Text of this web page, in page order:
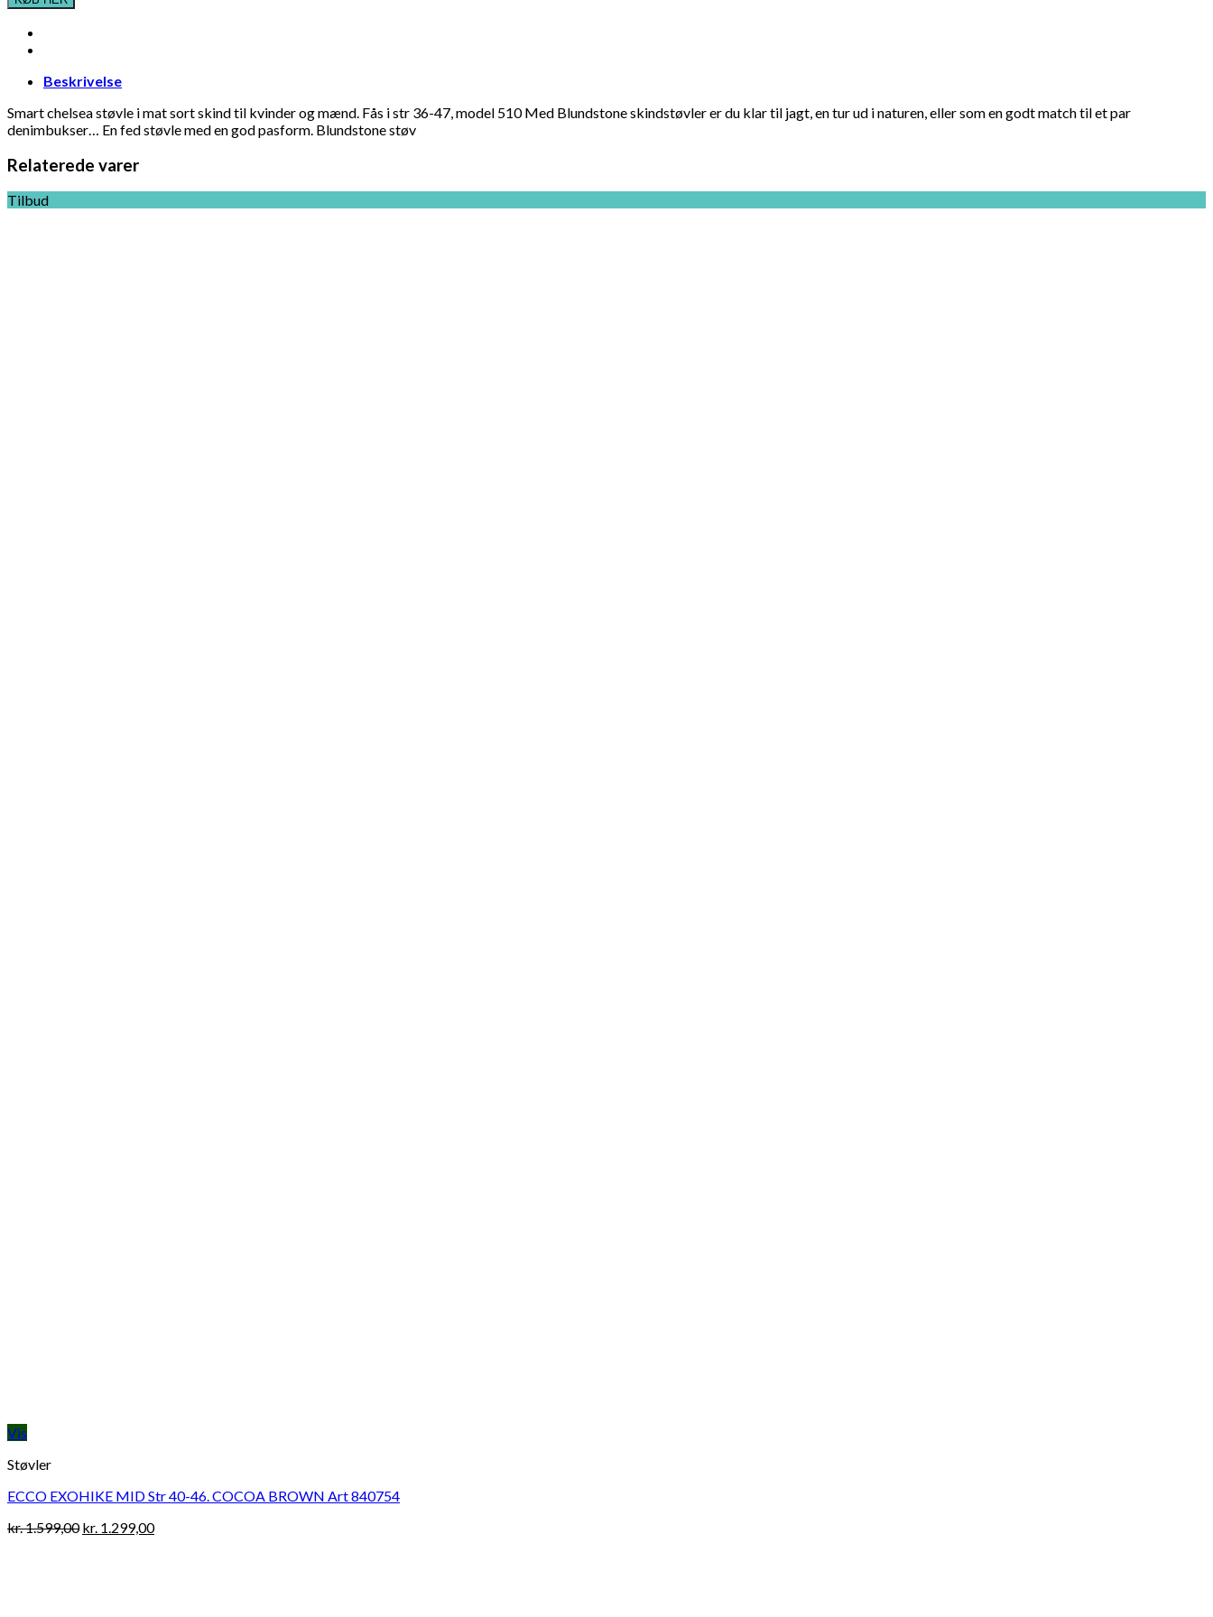
Beskrivelse
Smart chelsea støvle i mat sort skind til kvinder og mænd. Fås i str 36-47, model 510 Med Blundstone skindstøvler er du klar til jagt, en tur ud i naturen, eller som en godt match til et par
denimbukser… En fed støvle med en god pasform. Blundstone støv
Relaterede varer
Tilbud
Vis
Støvler
ECCO EXOHIKE MID Str 40-46. COCOA BROWN Art 840754
kr.1.599,00 Original
kr. 1.299,00Current